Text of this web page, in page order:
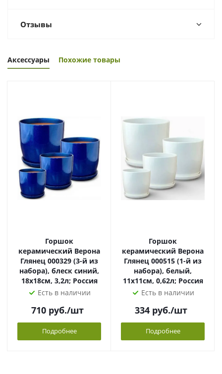
Отзывы
Аксессуары Похожие товары
Горшок
керамический Верона
Глянец 000329 (3-й из
набора), блеск синий,
18х18см, 3,2л; Россия
Есть в наличии
710 руб./шт
Подробнее
Горшок
керамический Верона
Глянец 000515 (1-й из
набора), белый,
11х11см, 0,62л; Россия
Есть в наличии
334 руб./шт
Подробнее